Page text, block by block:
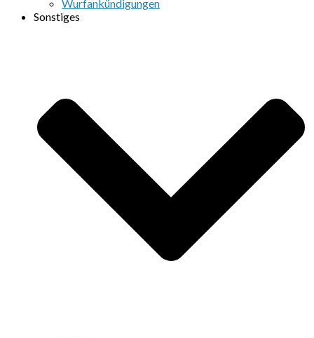
Wurfankündigungen
Sonstiges